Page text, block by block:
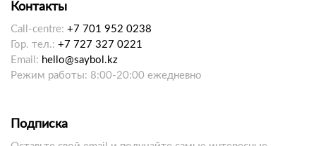
Контакты
Call-centre: +7 701 952 0238
Гор. тел.: +7 727 327 0221
Email: hello@saybol.kz
Режим работы: 8:00-20:00 ежедневно
Подписка